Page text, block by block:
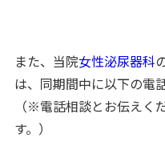
また、当院女性泌尿器科
は、同期間中に以下の電
（※電話相談とお伝えく
す。）